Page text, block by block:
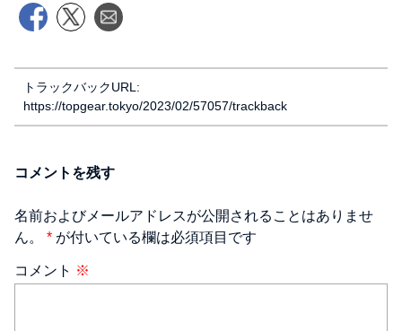
トラックバックURL:
https://topgear.tokyo/2023/02/57057/trackback
コメントを残す
名前およびメールアドレスが公開されることはありませ
ん。 * が付いている欄は必須項目です
コメント ※